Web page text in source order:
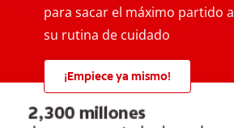
para sacar el máximo partido a
su rutina de cuidado
¡Empiece ya mismo!